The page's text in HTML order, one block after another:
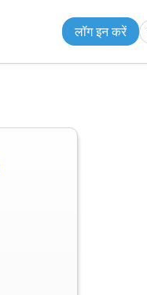
लॉग इन करें